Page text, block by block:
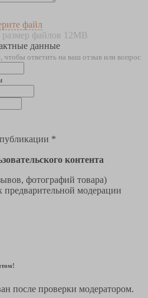
файл
файлов 12MB
данные
ответить на ваш отзыв или вопрос
*
контента
фотографий товара)
предварительной модерации
после проверки модератором.